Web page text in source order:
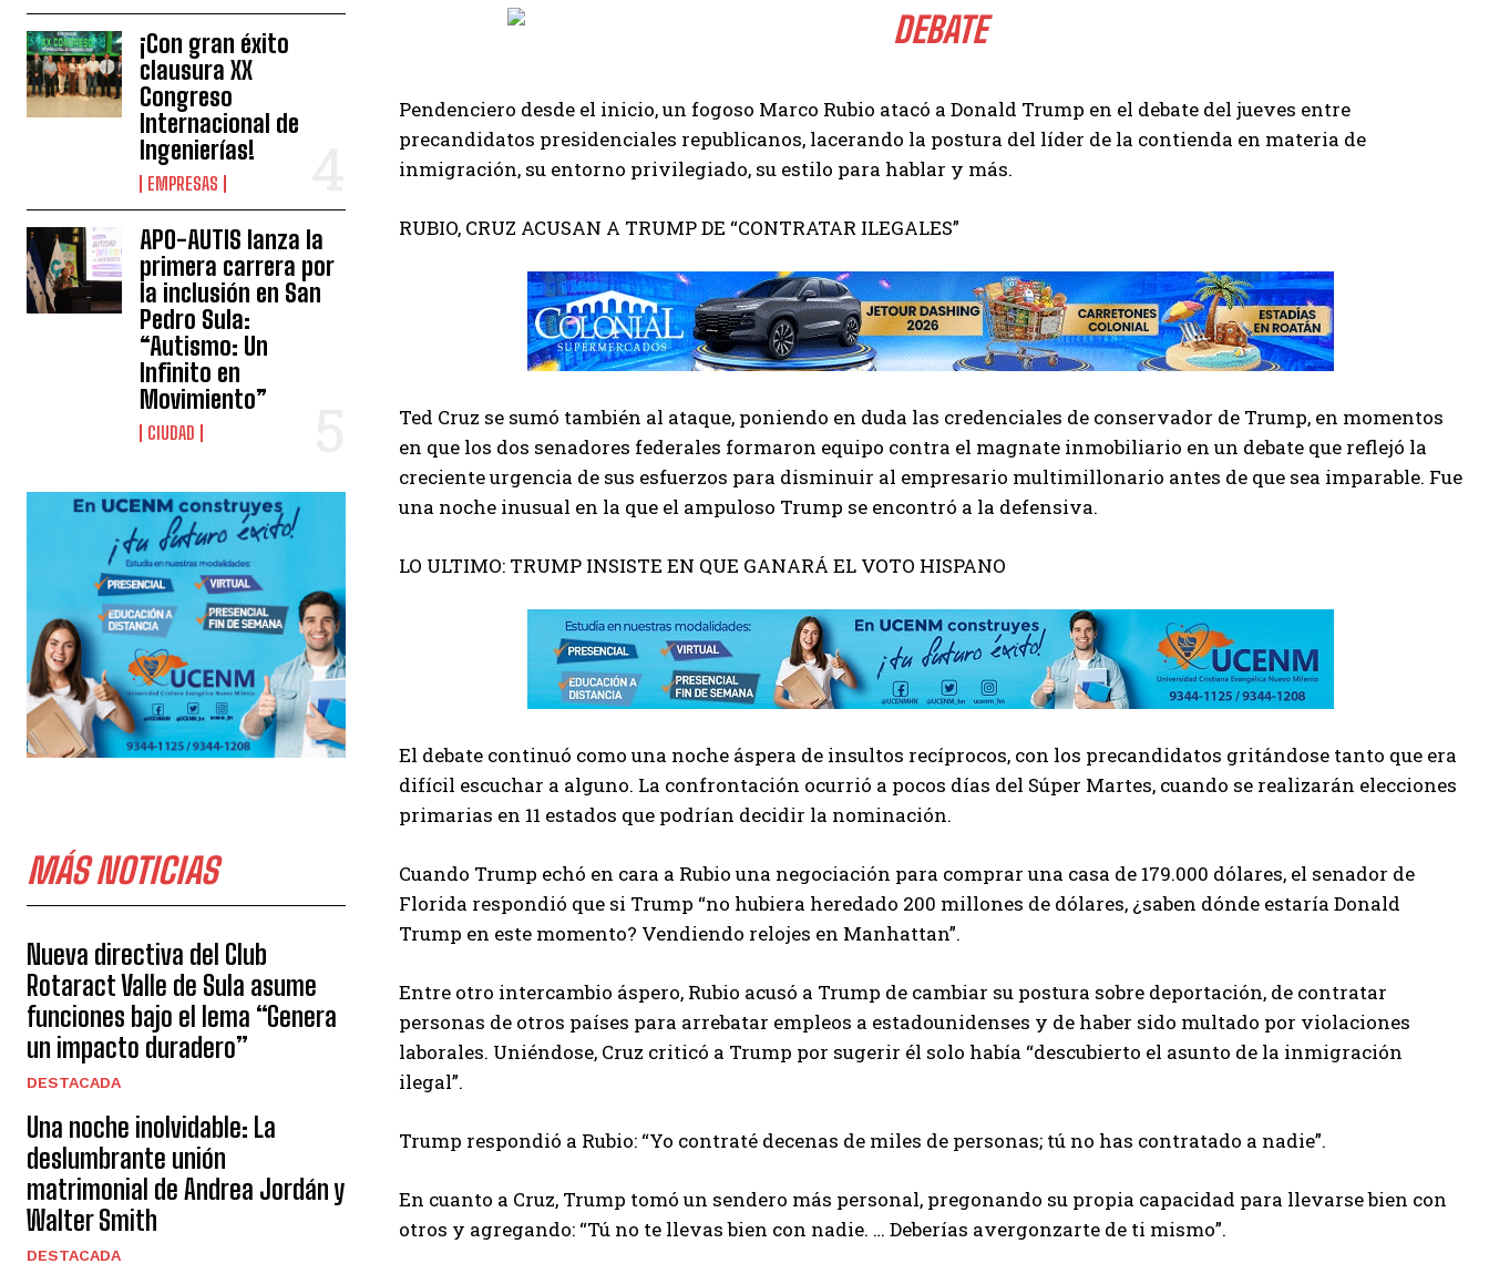
¡Con gran éxito
clausura XX
Congreso
Internacional de
Ingenierías!
EMPRESAS
APO-AUTIS lanza la
primera carrera por
la inclusión en San
Pedro Sula:
“Autismo: Un
Infinito en
Movimiento”
CIUDAD
MÁS NOTICIAS
Nueva directiva del Club
Rotaract Valle de Sula asume
funciones bajo el lema “Genera
un impacto duradero”
DESTACADA
Una noche inolvidable: La
deslumbrante unión
matrimonial de Andrea Jordán y
Walter Smith
DESTACADA
Pendenciero desde el inicio, un fogoso Marco Rubio atacó a Donald Trump en el debate del jueves entre
precandidatos presidenciales republicanos, lacerando la postura del líder de la contienda en materia de
inmigración, su entorno privilegiado, su estilo para hablar y más.
RUBIO, CRUZ ACUSAN A TRUMP DE “CONTRATAR ILEGALES”
Ted Cruz se sumó también al ataque, poniendo en duda las credenciales de conservador de Trump, en momentos
en que los dos senadores federales formaron equipo contra el magnate inmobiliario en un debate que reflejó la
creciente urgencia de sus esfuerzos para disminuir al empresario multimillonario antes de que sea imparable. Fue
una noche inusual en la que el ampuloso Trump se encontró a la defensiva.
LO ULTIMO: TRUMP INSISTE EN QUE GANARÁ EL VOTO HISPANO
El debate continuó como una noche áspera de insultos recíprocos, con los precandidatos gritándose tanto que era
difícil escuchar a alguno. La confrontación ocurrió a pocos días del Súper Martes, cuando se realizarán elecciones
primarias en 11 estados que podrían decidir la nominación.
Cuando Trump echó en cara a Rubio una negociación para comprar una casa de 179.000 dólares, el senador de
Florida respondió que si Trump “no hubiera heredado 200 millones de dólares, ¿saben dónde estaría Donald
Trump en este momento? Vendiendo relojes en Manhattan”.
Entre otro intercambio áspero, Rubio acusó a Trump de cambiar su postura sobre deportación, de contratar
personas de otros países para arrebatar empleos a estadounidenses y de haber sido multado por violaciones
laborales. Uniéndose, Cruz criticó a Trump por sugerir él solo había “descubierto el asunto de la inmigración
ilegal”.
Trump respondió a Rubio: “Yo contraté decenas de miles de personas; tú no has contratado a nadie”.
En cuanto a Cruz, Trump tomó un sendero más personal, pregonando su propia capacidad para llevarse bien con
otros y agregando: “Tú no te llevas bien con nadie. … Deberías avergonzarte de ti mismo”.